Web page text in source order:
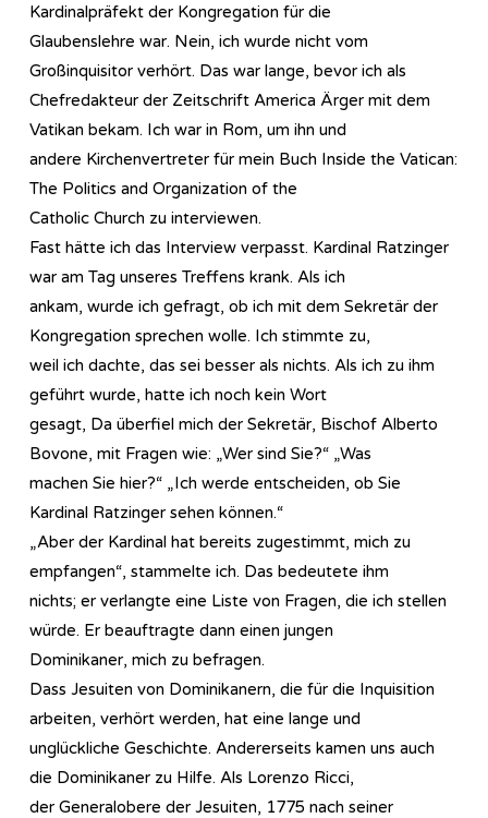
Kardinalpräfekt der Kongregation für die
Glaubenslehre war. Nein, ich wurde nicht vom
Großinquisitor verhört. Das war lange, bevor ich als
Chefredakteur der Zeitschrift America Ärger mit dem
Vatikan bekam. Ich war in Rom, um ihn und
andere Kirchenvertreter für mein Buch Inside the Vatican:
The Politics and Organization of the
Catholic Church zu interviewen.
Fast hätte ich das Interview verpasst. Kardinal Ratzinger
war am Tag unseres Treffens krank. Als ich
ankam, wurde ich gefragt, ob ich mit dem Sekretär der
Kongregation sprechen wolle. Ich stimmte zu,
weil ich dachte, das sei besser als nichts. Als ich zu ihm
geführt wurde, hatte ich noch kein Wort
gesagt, Da überfiel mich der Sekretär, Bischof Alberto
Bovone, mit Fragen wie: „Wer sind Sie?“ „Was
machen Sie hier?“ „Ich werde entscheiden, ob Sie
Kardinal Ratzinger sehen können.“
„Aber der Kardinal hat bereits zugestimmt, mich zu
empfangen“, stammelte ich. Das bedeutete ihm
nichts; er verlangte eine Liste von Fragen, die ich stellen
würde. Er beauftragte dann einen jungen
Dominikaner, mich zu befragen.
Dass Jesuiten von Dominikanern, die für die Inquisition
arbeiten, verhört werden, hat eine lange und
unglückliche Geschichte. Andererseits kamen uns auch
die Dominikaner zu Hilfe. Als Lorenzo Ricci,
der Generalobere der Jesuiten, 1775 nach seiner